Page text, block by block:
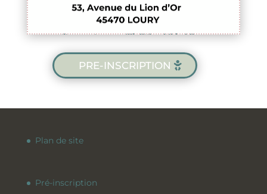
PRE-INSCRIPTION
Plan de site
Pré-inscription